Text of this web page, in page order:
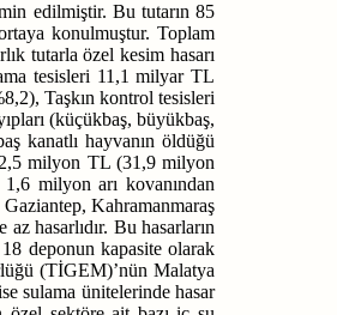
edilmiştir. Bu tutarın 85
konulmuştur. Toplam
tutarla özel kesim hasarı
tesisleri 11,1 milyar TL
Taşkın kontrol tesisleri
(küçükbaş, büyükbaş,
kanatlı hayvanın öldüğü
milyon TL (31,9 milyon
milyon arı kovanından
Kahramanmaraş
hasarlıdır. Bu hasarların
deponun kapasite olarak
(TİGEM)’nün Malatya
sulama ünitelerinde hasar